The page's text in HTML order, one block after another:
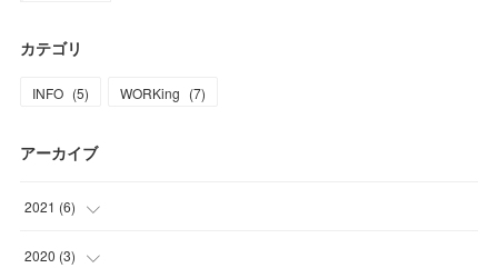
カテゴリ
INFO (5) WORKing (7)
アーカイブ
2021 (6)
( )
2020 (3)